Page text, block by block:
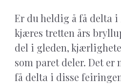
Er du heldig å få delta
kjæres tretten års
del i gleden,
som paret deler. Det er
få delta i disse